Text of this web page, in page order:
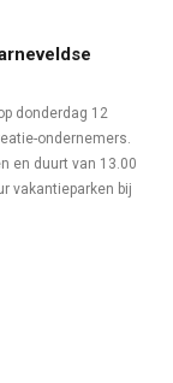
donderdag 12
ondernemers.
en duurt van 13.00
vakantieparken bij